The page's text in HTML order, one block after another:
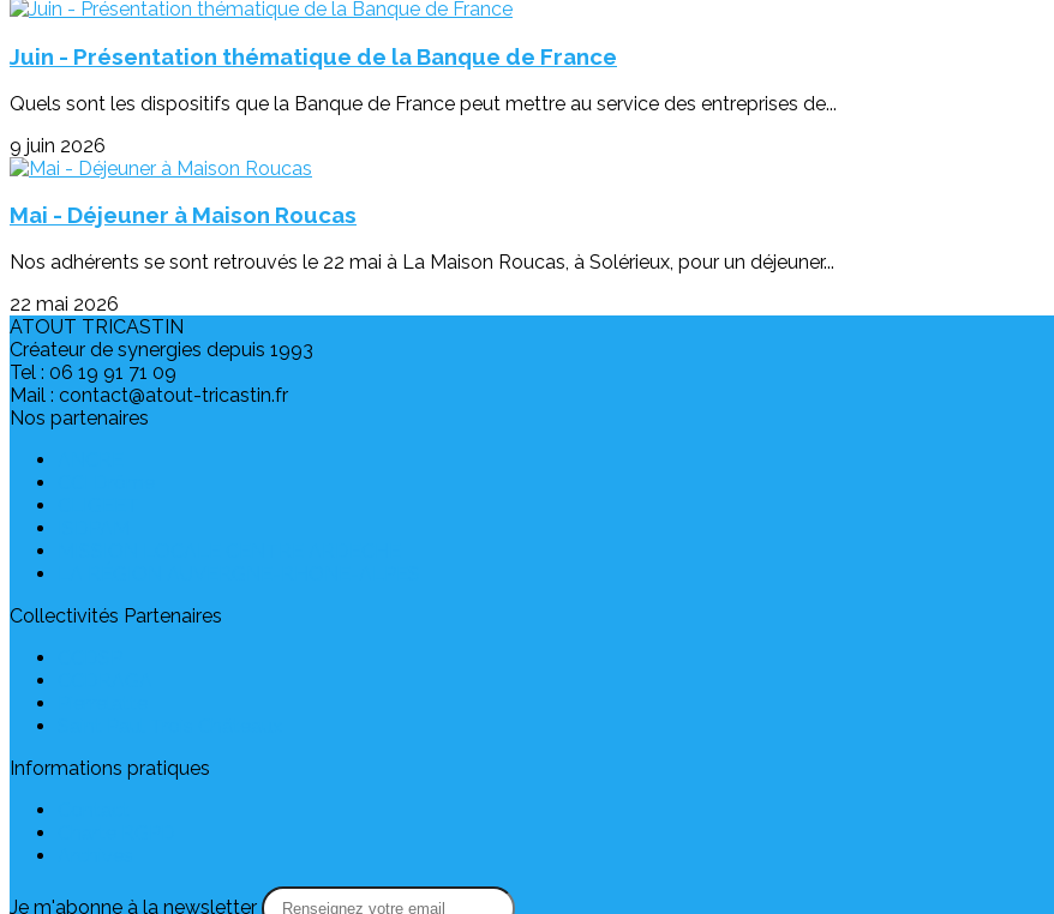
Juin - Présentation thématique de la Banque de France
Quels sont les dispositifs que la Banque de France peut mettre au service des entreprises de...
9 juin 2026
Mai - Déjeuner à Maison Roucas
Nos adhérents se sont retrouvés le 22 mai à La Maison Roucas, à Solérieux, pour un déjeuner...
22 mai 2026
ATOUT TRICASTIN
Créateur de synergies depuis 1993
Tel : 06 19 91 71 09
Mail : contact@atout-tricastin.fr
Nos partenaires
Collectivités Partenaires
Informations pratiques
Je m'abonne à la newsletter